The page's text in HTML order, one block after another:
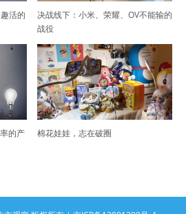
活的
决战线下：小米、荣耀、OV不能输的
战役
的产
棉花娃娃，志在破圈